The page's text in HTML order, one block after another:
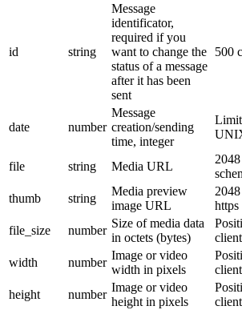
id string
Message
identificator,
required if you
want to change the
status of a message
after it has been
sent
500
date number
Message
creation/sending
time, integer
file string Media URL
thumb
string
Media preview
image URL
https
file_size
number
Size of media data
in octets (bytes)
width
number
Image or video
width in pixels
height
number
Image or video
height in pixels